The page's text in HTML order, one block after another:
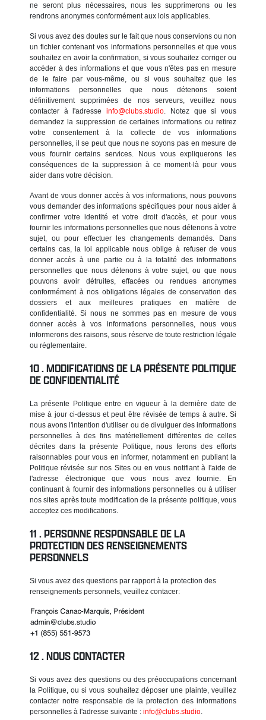
ne seront plus nécessaires, nous les supprimerons ou les
rendrons anonymes conformément aux lois applicables.
Si vous avez des doutes sur le fait que nous conservions ou non
un fichier contenant vos informations personnelles et que vous
souhaitez en avoir la confirmation, si vous souhaitez corriger ou
accéder à des informations et que vous n'êtes pas en mesure
de le faire par vous-même, ou si vous souhaitez que les
informations personnelles que nous détenons soient
définitivement supprimées de nos serveurs, veuillez nous
contacter à l'adresseinfo@clubs.studio. Notez que si vous
demandez la suppression de certaines informations ou retirez
votre consentement à la collecte de vos informations
personnelles, il se peut que nous ne soyons pas en mesure de
vous fournir certains services. Nous vous expliquerons les
conséquences de la suppression à ce moment-là pour vous
aider dans votre décision.
Avant de vous donner accès à vos informations, nous pouvons
vous demander des informations spécifiques pour nous aider à
confirmer votre identité et votre droit d'accès, et pour vous
fournir les informations personnelles que nous détenons à votre
sujet, ou pour effectuer les changements demandés. Dans
certains cas, la loi applicable nous oblige à refuser de vous
donner accès à une partie ou à la totalité des informations
personnelles que nous détenons à votre sujet, ou que nous
pouvons avoir détruites, effacées ou rendues anonymes
conformément à nos obligations légales de conservation des
dossiers et aux meilleures pratiques en matière de
confidentialité. Si nous ne sommes pas en mesure de vous
donner accès à vos informations personnelles, nous vous
informerons des raisons, sous réserve de toute restriction légale
ou réglementaire.
MODIFICATIONS DE LA PRÉSENTE POLITIQUE
DE CONFIDENTIALITÉ
La présente Politique entre en vigueur à la dernière date de
mise à jour ci-dessus et peut être révisée de temps à autre. Si
nous avons l'intention d'utiliser ou de divulguer des informations
personnelles à des fins matériellement différentes de celles
décrites dans la présente Politique, nous ferons des efforts
raisonnables pour vous en informer, notamment en publiant la
Politique révisée sur nos Sites ou en vous notifiant à l'aide de
l'adresse électronique que vous nous avez fournie. En
continuant à fournir des informations personnelles ou à utiliser
nos sites après toute modification de la présente politique, vous
acceptez ces modifications.
PERSONNE RESPONSABLE DE LA
PROTECTION DES RENSEIGNEMENTS
PERSONNELS
Si vous avez des questions par rapport à la protection des
renseignements personnels, veuillez contacer:
NOUS CONTACTER
Si vous avez des questions ou des préoccupations concernant
la Politique, ou si vous souhaitez déposer une plainte, veuillez
contacter notre responsable de la protection des informations
personnelles à l'adresse suivante : info@clubs.studio.